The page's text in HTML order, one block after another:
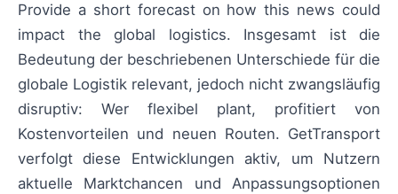
Provide a short forecast on how this news could
impact the global logistics. Insgesamt ist die
Bedeutung der beschriebenen Unterschiede für die
globale Logistik relevant, jedoch nicht zwangsläufig
disruptiv: Wer flexibel plant, profitiert von
Kostenvorteilen und neuen Routen. GetTransport
verfolgt diese Entwicklungen aktiv, um Nutzern
aktuelle Marktchancen und Anpassungsoptionen